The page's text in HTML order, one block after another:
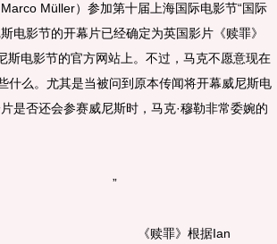
Müller）参加第十届上海国际电影节“国际
电影节的开幕片已经确定为英国影片《赎罪》
斯电影节的官方网站上。不过，马克不愿意现在
什么。尤其是当被问到原本传闻将开幕威尼斯电
是否还会参赛威尼斯时，马克·穆勒非常委婉的
”
《赎罪》根据Ian